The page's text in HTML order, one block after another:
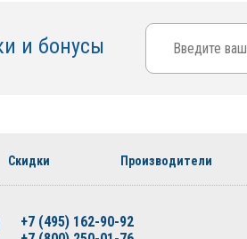
и бонусы
Скидки Производители
+7 (495) 162-90-92